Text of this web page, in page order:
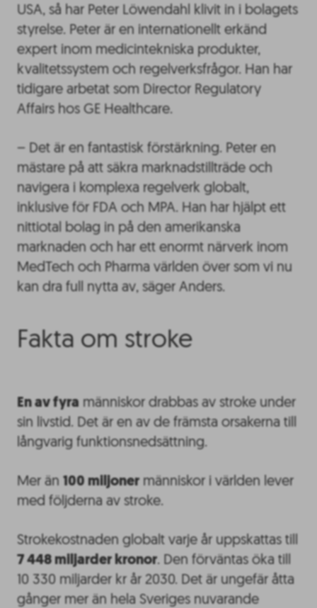
USA, så har Peter Löwendahl klivit in i bolagets
styrelse. Peter är en internationellt erkänd
expert inom medicintekniska produkter,
kvalitetssystem och regelverksfrågor. Han har
tidigare arbetat som Director Regulatory
Affairs hos GE Healthcare.
– Det är en fantastisk förstärkning. Peter en
mästare på att säkra marknadstillträde och
navigera i komplexa regelverk globalt,
inklusive för FDA och MPA. Han har hjälpt ett
nittiotal bolag in på den amerikanska
marknaden och har ett enormt närverk inom
MedTech och Pharma världen över som vi nu
kan dra full nytta av, säger Anders.
Fakta om stroke
En av fyra människor drabbas av stroke under
sin livstid. Det är en av de främsta orsakerna till
långvarig funktionsnedsättning.
Mer än 100 miljonermänniskor i världen lever
med följderna av stroke.
Strokekostnaden globalt varje år uppskattas till
7 448 miljarder kronor. Den förväntas öka till
10 330 miljarder kr år 2030. Det är ungefär åtta
gånger mer än hela Sveriges nuvarande